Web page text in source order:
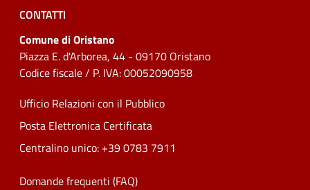
CONTATTI
Comune di Oristano
Piazza E. d'Arborea, 44 - 09170 Oristano
Codice fiscale / P. IVA: 00052090958
Ufficio Relazioni con il Pubblico
Posta Elettronica Certificata
Centralino unico: +39 0783 7911
Domande frequenti (FAQ)